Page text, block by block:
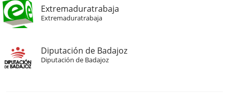
Extremaduratrabaja
Extremaduratrabaja
Diputación de Badajoz
Diputación de Badajoz